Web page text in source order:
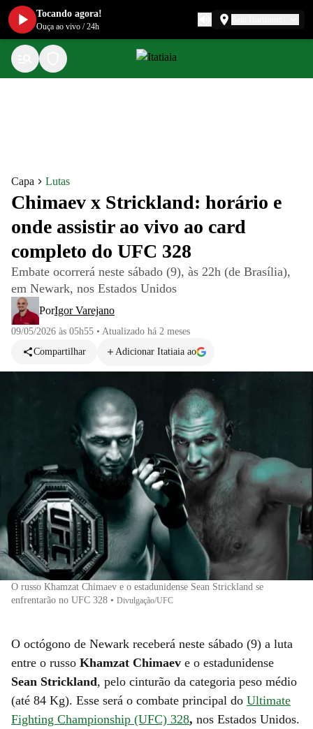
Capa Lutas
Chimaev x Strickland: horário e
onde assistir ao vivo ao card
completo do UFC 328
Embate ocorrerá neste sábado (9), às 22h (de Brasília),
em Newark, nos Estados Unidos
PorIgor Varejano
09/05/2026 às 05h55 • Atualizado há 2 meses
Compartilhar
Adicionar Itatiaia ao
O russo Khamzat Chimaev e o estadunidense Sean Strickland se
enfrentarão no UFC 328 • Divulgação/UFC
O octógono de Newark receberá neste sábado (9) a luta
entre o russo Khamzat Chimaev e o estadunidense
Sean Strickland, pelo cinturão da categoria peso médio
(até 84 Kg). Esse será o combate principal do Ultimate
Fighting Championship (UFC) 328, nos Estados Unidos.
Tocando agora!
Ouça ao vivo /24h